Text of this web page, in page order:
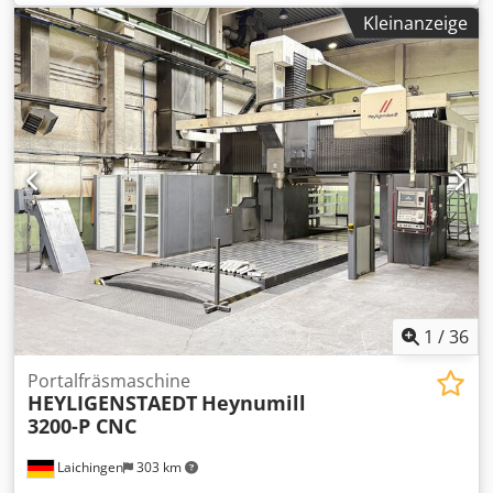
Z-Achse:650 mm, Steuerungsmodell:Siemens 840 D,
Spindeldrehzahl (max.):10.000 U/min, TECHNISCHE
DETAILS Chedpfx Ahoymw S Aemea Verfahrweg X-Achse:
650 mm Verfahrweg Y-Achse: 500 mm Verfahrweg Z-Achse:
650 mm B-Achse: 360.000 x 0,001 mm Größe der Palette:
400 x 500 mm Spindeldrehzahl: 50 - 10.000 U/min
Werkzeugaufnahmesystem: SK 40 Anzahl der Werkzeuge
im Magazin: 60 Eilgang: 40 m/min
Vorschubgeschwindigkeit: 1 - 20.000 mm/min MASCHINEN-
DETAILS Steuerungssystem: Siemens 840 D
Leistungsbedarf: 65 kW
Kleinanzeige
1 /36
Laichingen 303 km
Portalfräsmaschine
HEYLIGENSTAEDT Heynumill
3200-P CNC